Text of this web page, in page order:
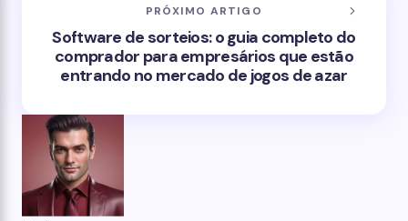
PRÓXIMO ARTIGO
Software de sorteios: o guia completo do
comprador para empresários que estão
entrando no mercado de jogos de azar